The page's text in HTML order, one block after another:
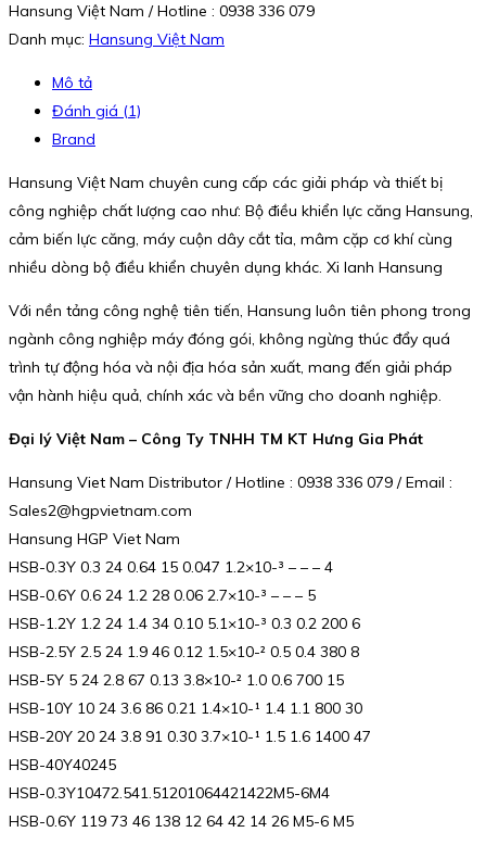
Hansung Việt Nam / Hotline : 0938 336 079
Danh mục: Hansung Việt Nam
Mô tả
Đánh giá (1)
Brand
Hansung Việt Nam chuyên cung cấp các giải pháp và thiết bị
công nghiệp chất lượng cao như: Bộ điều khiển lực căng Hansung,
cảm biến lực căng, máy cuộn dây cắt tỉa, mâm cặp cơ khí cùng
nhiều dòng bộ điều khiển chuyên dụng khác. Xi lanh Hansung
Với nền tảng công nghệ tiên tiến, Hansung luôn tiên phong trong
ngành công nghiệp máy đóng gói, không ngừng thúc đẩy quá
trình tự động hóa và nội địa hóa sản xuất, mang đến giải pháp
vận hành hiệu quả, chính xác và bền vững cho doanh nghiệp.
Đại lý Việt Nam – Công Ty TNHH TM KT Hưng Gia Phát
Hansung Viet Nam Distributor / Hotline : 0938 336 079 / Email :
Sales2@hgpvietnam.com
Hansung HGP Viet Nam
HSB-0.3Y 0.3 24 0.64 15 0.047 1.2×10-³ – – – 4
HSB-0.6Y 0.6 24 1.2 28 0.06 2.7×10-³ – – – 5
HSB-1.2Y 1.2 24 1.4 34 0.10 5.1×10-³ 0.3 0.2 200 6
HSB-2.5Y 2.5 24 1.9 46 0.12 1.5×10-² 0.5 0.4 380 8
HSB-5Y 5 24 2.8 67 0.13 3.8×10-² 1.0 0.6 700 15
HSB-10Y 10 24 3.6 86 0.21 1.4×10-¹ 1.4 1.1 800 30
HSB-20Y 20 24 3.8 91 0.30 3.7×10-¹ 1.5 1.6 1400 47
HSB-40Y40245
HSB-0.3Y10472.541.51201064421422M5-6M4
HSB-0.6Y 119 73 46 138 12 64 42 14 26 M5-6 M5